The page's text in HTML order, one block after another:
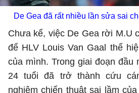
De Gea đã rất nhiều lần sửa sai
Chưa kể, việc De Gea rời M.U
để HLV Louis Van Gaal thể
của mình. Trong giai đoạn đầu
24 tuổi đã trở thành cứu
nghiệm chiến thuật sai lầm